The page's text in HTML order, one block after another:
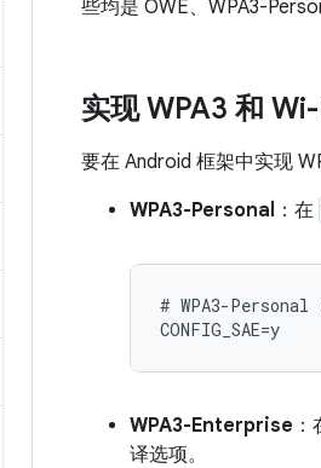
些均是 OWE、WPA3-
实现 WPA3 和
要在 Android 框架中实现
WPA3-Personal ：在
# WPA3-Personal
WPA3-Enterprise ：
译选项。